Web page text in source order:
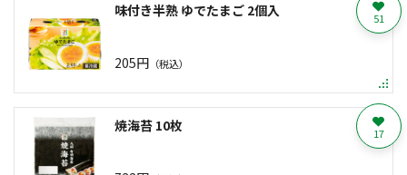
味付き半熟 ゆでたまご 2個入
205円 （税込）
51
焼海苔 10枚 17